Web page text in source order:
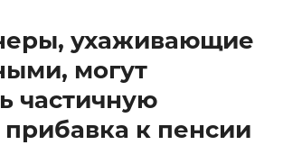
ухаживающие
могут
частичную
к пенсии